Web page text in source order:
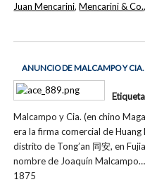
Juan Mencarini,Mencarini & Co.
ANUNCIO DE MALCAMPO Y CIA.
Malcampo y Cia. (en chino
era la firma comercial de Huang
distrito de Tong’an 同安, en
nombre de Joaquín Malcampo…
1875